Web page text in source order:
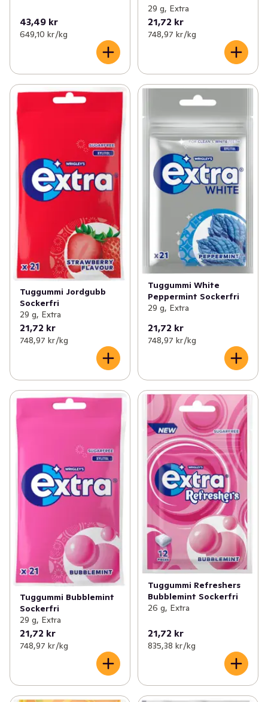
43,49 kr
649,10 kr /kg
29 g, Extra
21,72 kr
748,97 kr /kg
Tuggummi Jordgubb
Sockerfri
29 g, Extra
21,72 kr
748,97 kr /kg
Tuggummi White
Peppermint Sockerfri
29 g, Extra
21,72 kr
748,97 kr /kg
Tuggummi Bubblemint
Sockerfri
29 g, Extra
21,72 kr
748,97 kr /kg
Tuggummi Refreshers
Bubblemint Sockerfri
26 g, Extra
21,72 kr
835,38 kr /kg